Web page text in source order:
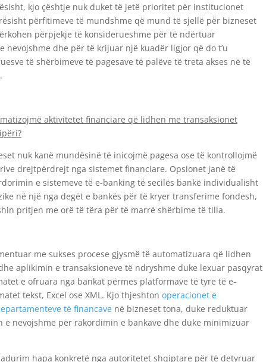
kjo çështje nuk duket të jetë prioritet për institucionet
përfitimeve të mundshme që mund të sjellë për bizneset
përpjekje të konsiderueshme për të ndërtuar
nevojshme dhe për të krijuar një kuadër ligjor që do t’u
të shërbimeve të pagesave të palëve të treta akses në të
aktivitetet financiare që lidhen me transaksionet
nuk kanë mundësinë të inicojmë pagesa ose të kontrollojmë
drejtpërdrejt nga sistemet financiare. Opsionet janë të
e sistemeve të e-banking të secilës bankë individualisht
në një nga degët e bankës për të kryer transferime fondesh,
pritjen me orë të tëra për të marrë shërbime të tilla.
me sukses procese gjysmë të automatizuara që lidhen
aplikimin e transaksioneve të ndryshme duke lexuar pasqyrat
e ofruara nga bankat përmes platformave të tyre të e-
tekst, Excel ose XML. Kjo thjeshton operacionet e
të financave në bizneset tona, duke reduktuar
e nevojshme për rakordimin e bankave dhe duke minimizuar
hapa konkretë nga autoritetet shqiptare për të detyruar